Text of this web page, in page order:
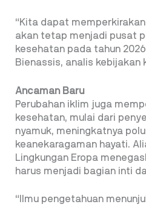
“Kita dapat
akan tetap menjadi pusat
kesehatan pada tahun
Bienassis, analis kebijakan
Ancaman Baru
Perubahan iklim juga
kesehatan, mulai dari
nyamuk, meningkatnya
keanekaragaman hayati.
Lingkungan Eropa
harus menjadi bagian inti
“Ilmu pengetahuan